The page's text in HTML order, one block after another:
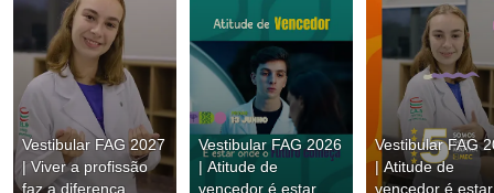
Vestibular FAG 2027
| Viver a profissão
faz a diferença
Vestibular FAG 2026
| Atitude de
vencedor é estar
Vestibular FAG
| Atitude de
vencedor é estar